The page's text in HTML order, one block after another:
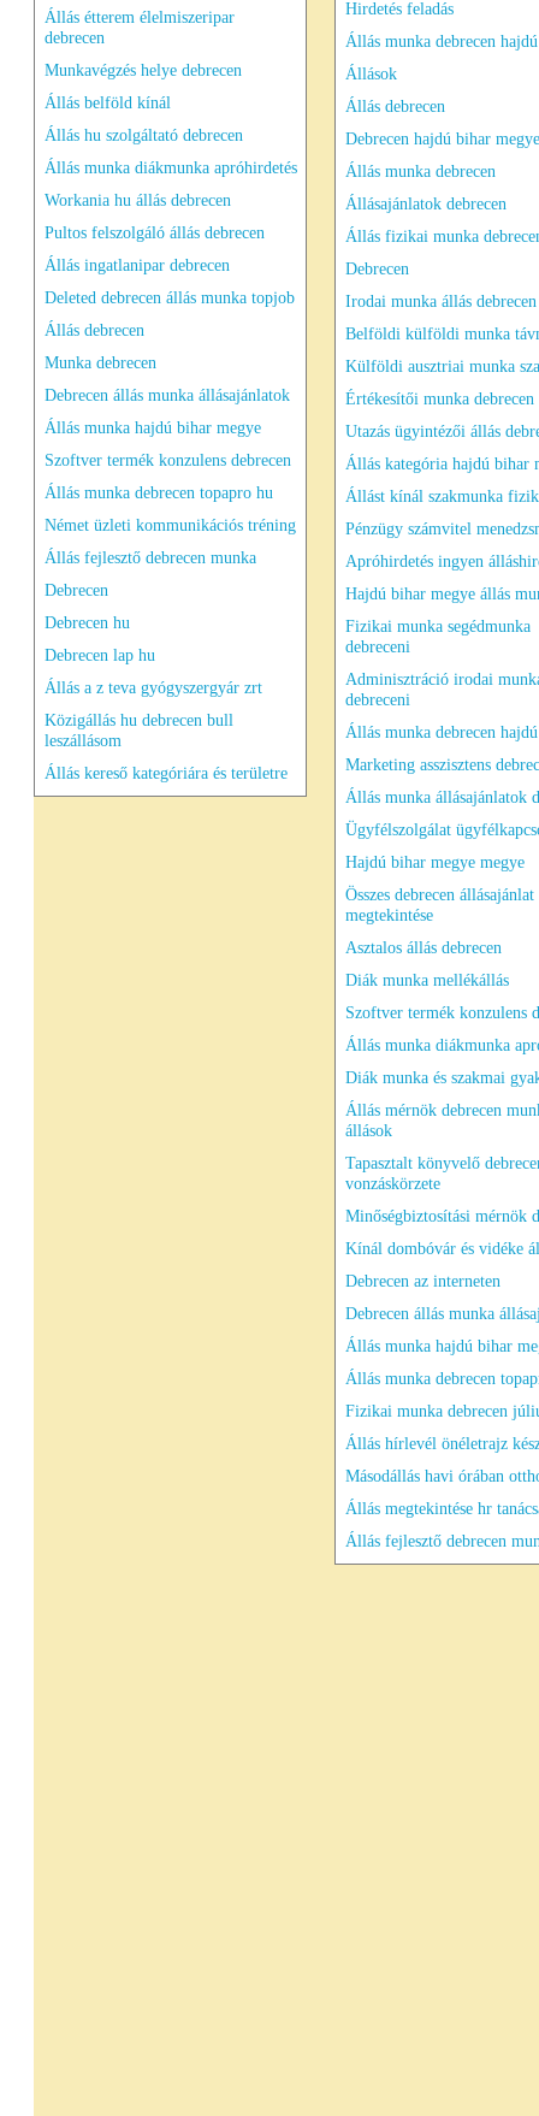
Állás étterem élelmiszeripar
debrecen
Munkavégzés helye debrecen
Állás belföld kínál
Állás hu szolgáltató debrecen
Állás munka diákmunka apróhirdetés
Workania hu állás debrecen
Pultos felszolgáló állás debrecen
Állás ingatlanipar debrecen
Deleted debrecen állás munka topjob
Állás debrecen
Munka debrecen
Debrecen állás munka állásajánlatok
Állás munka hajdú bihar megye
Szoftver termék konzulens debrecen
Állás munka debrecen topapro hu
Német üzleti kommunikációs tréning
Állás fejlesztő debrecen munka
Debrecen
Debrecen hu
Debrecen lap hu
Állás a z teva gyógyszergyár zrt
Közigállás hu debrecen bull
leszállásom
Állás kereső kategóriára és területre
Hirdetés feladás
Állás munka debrecen
Állások
Állás debrecen
Debrecen hajdú bihar megye
Állás munka debrecen
Állásajánlatok debrecen
Állás fizikai munka
Debrecen
Irodai munka állás
Belföldi külföldi munka
Külföldi ausztriai munka
Értékesítői munka debrecen
Utazás ügyintézői állás
Állás kategória hajdú bihar
Állást kínál szakmunka
Pénzügy számvitel
Apróhirdetés ingyen
Hajdú bihar megye állás
Fizikai munka segédmunka
debreceni
Adminisztráció irodai
debreceni
Állás munka debrecen
Marketing asszisztens
Állás munka állásajánlatok
Ügyfélszolgálat
Hajdú bihar megye megye
Összes debrecen állásajánlat
megtekintése
Asztalos állás debrecen
Diák munka mellékállás
Szoftver termék konzulens
Állás munka diákmunka
Diák munka és szakmai
Állás mérnök debrecen
állások
Tapasztalt könyvelő
vonzáskörzete
Minőségbiztosítási mérnök
Kínál dombóvár és vidéke
Debrecen az interneten
Debrecen állás munka
Állás munka hajdú bihar
Állás munka debrecen
Fizikai munka debrecen
Állás hírlevél önéletrajz
Másodállás havi órában
Állás megtekintése hr
Állás fejlesztő debrecen